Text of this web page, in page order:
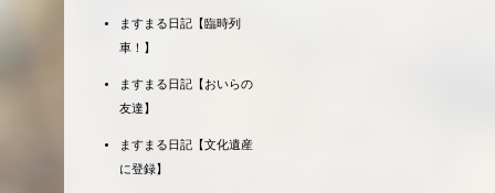
ますまる日記【臨時列
車！】
ますまる日記【おいらの
友達】
ますまる日記【文化遺産
に登録】